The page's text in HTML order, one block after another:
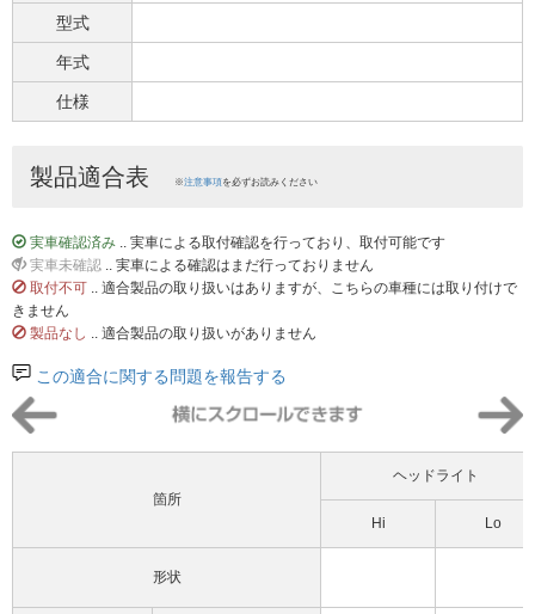
型式
年式
仕様
製品適合表 ※注意事項を必ずお読みください
実車確認済み .. 実車による取付確認を行っており、取付可能です
実車未確認 .. 実車による確認はまだ行っておりません
取付不可 .. 適合製品の取り扱いはありますが、こちらの車種には取り付けで
きません
製品なし .. 適合製品の取り扱いがありません
この適合に関する問題を報告する
箇所
ヘッドライト
Hi Lo
形状